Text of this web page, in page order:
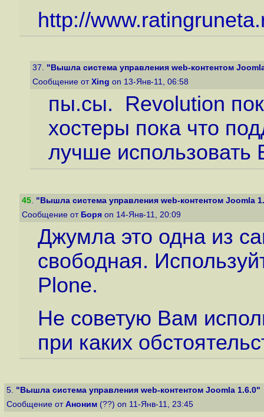
http://
37. "Вышла система управления web-контентом
Сообщение от Xing on 13-Янв-11, 06:58
пы.сы. Revolution
хостеры пока что
лучше использовать
45. "Вышла система управления web-контентом Joomla
Сообщение от Боря on 14-Янв-11, 20:09
Джумла это одна из
свободная.
Plone.
Не советую Вам
при каких
5. "Вышла система управления web-контентом Joomla 1.6.0"
Сообщение от Аноним (??) on 11-Янв-11, 23:45